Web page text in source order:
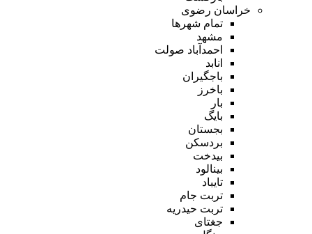
خراسان رضوی
تمام شهر‌ها
مشهد
احمدآباد صولت
انابد
باجگیران
باخرز
بار
بایگ
بجستان
بردسکن
بیدخت
بینالود
تایباد
تربت جام
تربت حیدریه
جغتای